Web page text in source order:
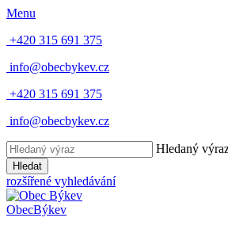
Menu
+420 315 691 375
info@obecbykev.cz
+420 315 691 375
info@obecbykev.cz
Hledaný
Hledat
rozšířené vyhledávání
ObecBýkev